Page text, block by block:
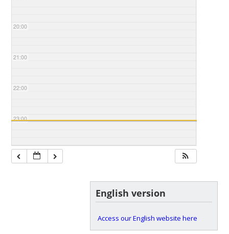
20:00
21:00
22:00
23:00
English version
Access our English website here